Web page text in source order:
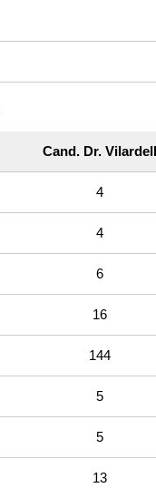
Cand. Dr. Vilardell
4
4
6
16
144
5
5
13